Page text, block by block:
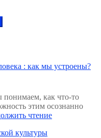
: как мы устроены?
как что-то
этим осознанно
чтение
культуры